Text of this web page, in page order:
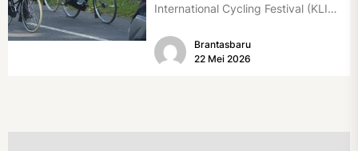
International Cycling Festival (KLIC
(17/5/2026). Rangkaian kegiatan
dibuka...
Brantasbaru
22 Mei 2026